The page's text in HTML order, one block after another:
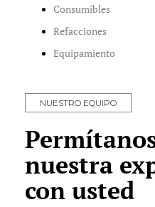
Consumibles
Refacciones
Equipamiento
NUESTRO EQUIPO
nuestra
con usted